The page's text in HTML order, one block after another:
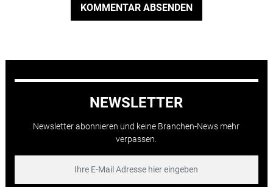
KOMMENTAR ABSENDEN
NEWSLETTER
Newsletter abonnieren und keine Branchen-News mehr
verpassen.